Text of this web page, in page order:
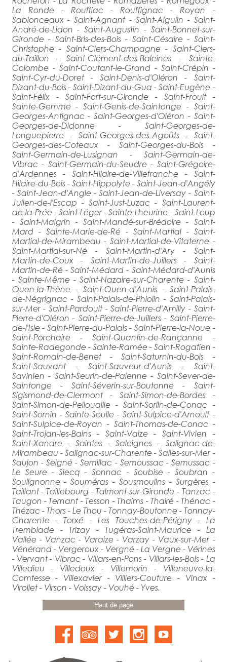
La Ronde - Rouffiac - Rouffignac - Royan -
Sablonceaux - Saint-Agnant - Saint-Aigulin - Saint-
André-de-Lidon - Saint-Augustin - Saint-Bonnet-sur-
Gironde - Saint-Bris-des-Bois - Saint-Césaire - Saint-
Christophe - Saint-Ciers-Champagne - Saint-Ciers-
du-Taillon - Saint-Clément-des-Baleines - Sainte-
Colombe - Saint-Coutant-le-Grand - Saint-Crépin -
Saint-Cyr-du-Doret - Saint-Denis-d'Oléron - Saint-
Dizant-du-Bois - Saint-Dizant-du-Gua - Saint-Eugène -
Saint-Félix - Saint-Fort-sur-Gironde - Saint-Froult -
Sainte-Gemme - Saint-Genis-de-Saintonge - Saint-
Georges-Antignac - Saint-Georges-d'Oléron - Saint-
Georges-de-Didonne - Saint-Georges-de-
Longuepierre - Saint-Georges-des-Agoûts - Saint-
Georges-des-Coteaux - Saint-Georges-du-Bois -
Saint-Germain-de-Lusignan - Saint-Germain-de-
Vibrac - Saint-Germain-du-Seudre - Saint-Grégoire-
d'Ardennes - Saint-Hilaire-de-Villefranche - Saint-
Hilaire-du-Bois - Saint-Hippolyte - Saint-Jean-d'Angély
- Saint-Jean-d'Angle - Saint-Jean-de-Liversay - Saint-
Julien-de-l'Escap - Saint-Just-Luzac - Saint-Laurent-
de-la-Prée - Saint-Léger - Sainte-Lheurine - Saint-Loup
- Saint-Maigrin - Saint-Mandé-sur-Brédoire - Saint-
Mard - Sainte-Marie-de-Ré - Saint-Martial - Saint-
Martial-de-Mirambeau - Saint-Martial-de-Vitaterne -
Saint-Martial-sur-Né - Saint-Martin-d'Ary - Saint-
Martin-de-Coux - Saint-Martin-de-Juillers - Saint-
Martin-de-Ré - Saint-Médard - Saint-Médard-d'Aunis
- Sainte-Même - Saint-Nazaire-sur-Charente - Saint-
Ouen-la-Thène - Saint-Ouen-d'Aunis - Saint-Palais-
de-Négrignac - Saint-Palais-de-Phiolin - Saint-Palais-
sur-Mer - Saint-Pardoult - Saint-Pierre-d'Amilly - Saint-
Pierre-d'Oléron - Saint-Pierre-de-Juillers - Saint-Pierre-
de-l'Isle - Saint-Pierre-du-Palais - Saint-Pierre-la-Noue -
Saint-Porchaire - Saint-Quantin-de-Rançanne -
Sainte-Radegonde - Sainte-Ramée - Saint-Rogatien -
Saint-Romain-de-Benet - Saint-Saturnin-du-Bois -
Saint-Sauvant - Saint-Sauveur-d'Aunis - Saint-
Savinien - Saint-Seurin-de-Palenne - Saint-Sever-de-
Saintonge - Saint-Séverin-sur-Boutonne - Saint-
Sigismond-de-Clermont - Saint-Simon-de-Bordes -
Saint-Simon-de-Pellouaille - Saint-Sorlin-de-Conac -
Saint-Sornin - Sainte-Soulle - Saint-Sulpice-d'Arnoult -
Saint-Sulpice-de-Royan - Saint-Thomas-de-Conac -
Saint-Trojan-les-Bains - Saint-Vaize - Saint-Vivien -
Saint-Xandre - Saintes - Saleignes - Salignac-de-
Mirambeau - Salignac-sur-Charente - Salles-sur-Mer -
Saujon - Seigné - Semillac - Semoussac - Semussac -
Le Seure - Siecq - Sonnac - Soubise - Soubran -
Soulignonne - Souméras - Sousmoulins - Surgères -
Taillant - Taillebourg - Talmont-sur-Gironde - Tanzac -
Taugon - Ternant - Tesson - Thaims - Thairé - Thénac -
Thézac - Thors - Le Thou - Tonnay-Boutonne - Tonnay-
Charente - Torxé - Les Touches-de-Périgny - La
Tremblade - Trizay - Tugéras-Saint-Maurice - La
Vallée - Vanzac - Varaize - Varzay - Vaux-sur-Mer -
Vénérand - Vergeroux - Vergné - La Vergne - Vérines
- Vervant - Vibrac - Villars-en-Pons - Villars-les-Bois - La
Villedieu - Villedoux - Villemorin - Villeneuve-la-
Comtesse - Villexavier - Villiers-Couture - Vinax -
Virollet - Virson - Voissay - Vouhé - Yves.
Haut de page